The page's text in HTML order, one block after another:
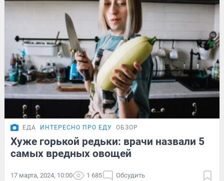
ЕДА ИНТЕРЕСНО ПРО ЕДУ ОБЗОР
Хуже горькой редьки: врачи назвали 5
самых вредных овощей
17 марта, 2024, 10:00 1 685 Обсудить